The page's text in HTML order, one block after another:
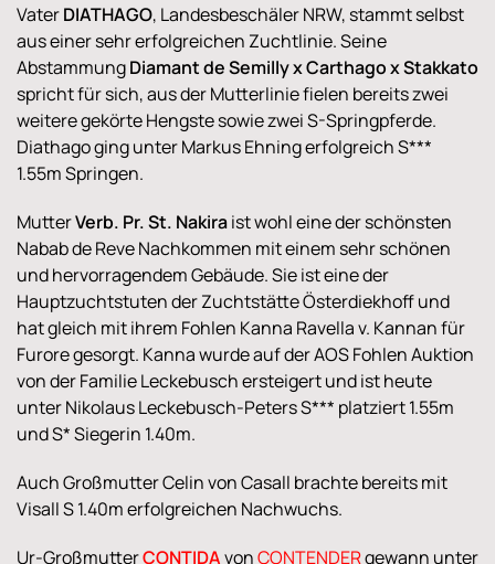
VaterDIATHAGO, Landesbeschäler NRW, stammt selbst
aus einer sehr erfolgreichen Zuchtlinie. Seine
AbstammungDiamant de Semilly x Carthago x Stakkato
spricht für sich, aus der Mutterlinie fielen bereits zwei
weitere gekörte Hengste sowie zwei S-Springpferde.
Diathago ging unter Markus Ehning erfolgreich S***
1.55m Springen.
MutterVerb. Pr. St. Nakiraist wohl eine der schönsten
Nabab de Reve Nachkommen mit einem sehr schönen
und hervorragendem Gebäude. Sie ist eine der
Hauptzuchtstuten der Zuchtstätte Österdiekhoff und
hat gleich mit ihrem Fohlen Kanna Ravella v. Kannan für
Furore gesorgt. Kanna wurde auf der AOS Fohlen Auktion
von der Familie Leckebusch ersteigert und ist heute
unter Nikolaus Leckebusch-Peters S*** platziert 1.55m
und S* Siegerin 1.40m.
Auch Großmutter Celin von Casall brachte bereits mit
Visall S 1.40m erfolgreichen Nachwuchs.
Ur-GroßmutterCONTIDAvonCONTENDERgewann unter